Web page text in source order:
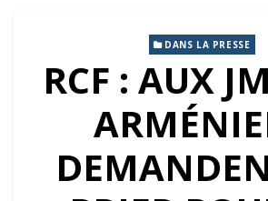
DANS LA PRESSE
RCF : AUX